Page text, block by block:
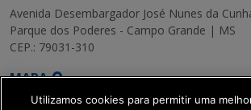
Avenida Desembargador José Nunes da
Parque dos Poderes - Campo Grande | MS
CEP.: 79031-310
MAPA
Utilizamos cookies para permitir uma